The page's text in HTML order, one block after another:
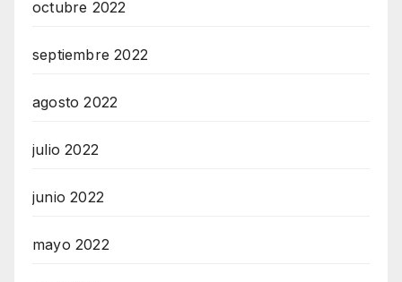
octubre 2022
septiembre 2022
agosto 2022
julio 2022
junio 2022
mayo 2022